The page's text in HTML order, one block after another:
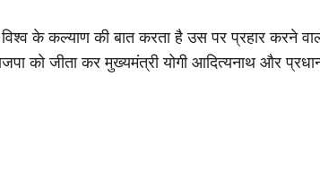
के कल्याण की बात करता है उस पर प्रहार करने
को जीता कर मुख्यमंत्री योगी आदित्यनाथ और